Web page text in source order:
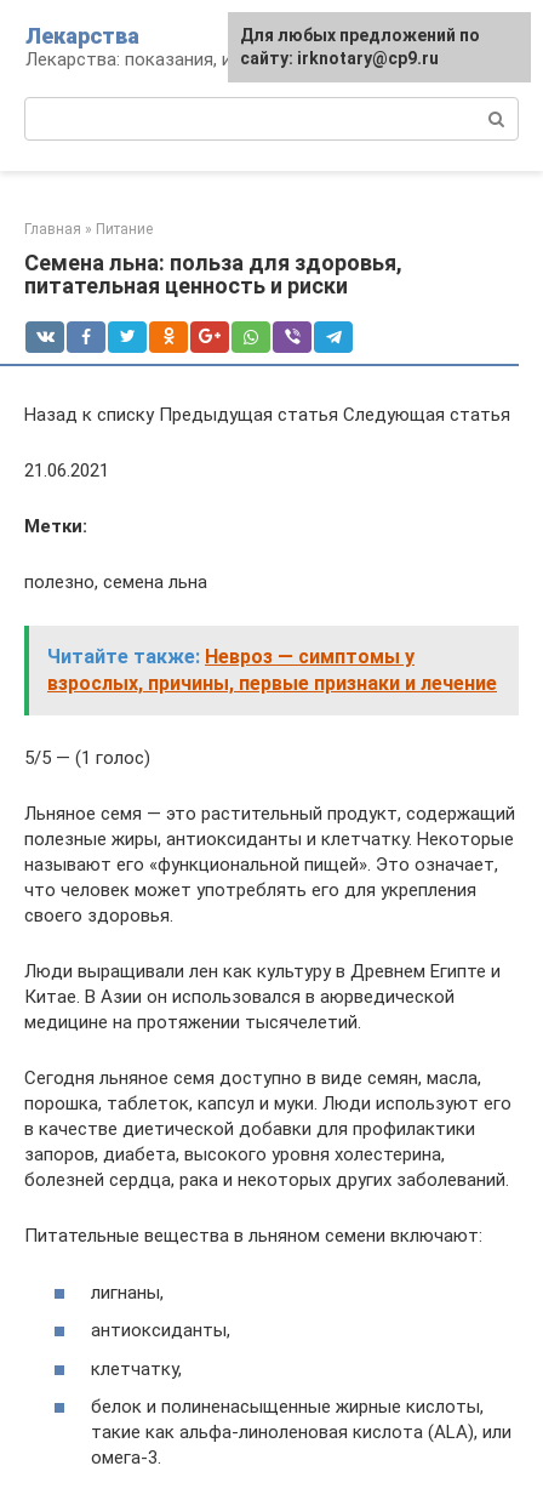
контенту
Лекарства
Лекарства: показания, инструкция, аналоги
Главная » Питание
Семена льна: польза для здоровья,
питательная ценность и риски
Назад к списку Предыдущая статья Следующая статья
21.06.2021
Метки:
полезно, семена льна
Читайте также: Невроз — симптомы у
взрослых, причины, первые признаки и лечение
5/5 — (1 голос)
Льняное семя — это растительный продукт, содержащий
полезные жиры, антиоксиданты и клетчатку. Некоторые
называют его «функциональной пищей». Это означает,
что человек может употреблять его для укрепления
своего здоровья.
Люди выращивали лен как культуру в Древнем Египте и
Китае. В Азии он использовался в аюрведической
медицине на протяжении тысячелетий.
Сегодня льняное семя доступно в виде семян, масла,
порошка, таблеток, капсул и муки. Люди используют его
в качестве диетической добавки для профилактики
запоров, диабета, высокого уровня холестерина,
болезней сердца, рака и некоторых других заболеваний.
Питательные вещества в льняном семени включают:
лигнаны,
антиоксиданты,
клетчатку,
белок и полиненасыщенные жирные кислоты,
такие как альфа-линоленовая кислота (ALA), или
омега-3.
Для любых предложений по
сайту: irknotary@cp9.ru